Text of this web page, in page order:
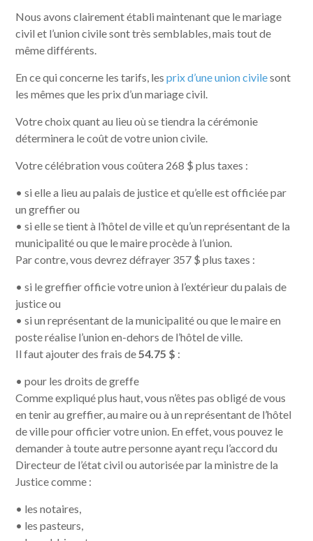
Nous avons clairement établi maintenant que le mariage
civil et l’union civile sont très semblables, mais tout de
même différents.
En ce qui concerne les tarifs, lesprix d’une union civilesont
les mêmes que les prix d’un mariage civil.
Votre choix quant au lieu où se tiendra la cérémonie
déterminera le coût de votre union civile.
Votre célébration vous coûtera 268 $ plus taxes :
• si elle a lieu au palais de justice et qu’elle est officiée par
un greffier ou
• si elle se tient à l’hôtel de ville et qu’un représentant de la
municipalité ou que le maire procède à l’union.
Par contre, vous devrez défrayer 357 $ plus taxes :
• si le greffier officie votre union à l’extérieur du palais de
justice ou
• si un représentant de la municipalité ou que le maire en
poste réalise l’union en-dehors de l’hôtel de ville.
Il faut ajouter des frais de54.75 $ :
• pour les droits de greffe
Comme expliqué plus haut, vous n’êtes pas obligé de vous
en tenir au greffier, au maire ou à un représentant de l’hôtel
de ville pour officier votre union. En effet, vous pouvez le
demander à toute autre personne ayant reçu l’accord du
Directeur de l’état civil ou autorisée par la ministre de la
Justice comme :
• les notaires,
• les pasteurs,